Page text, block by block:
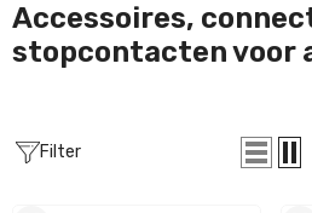
Accessoires,
stopcontacten voor
Filter